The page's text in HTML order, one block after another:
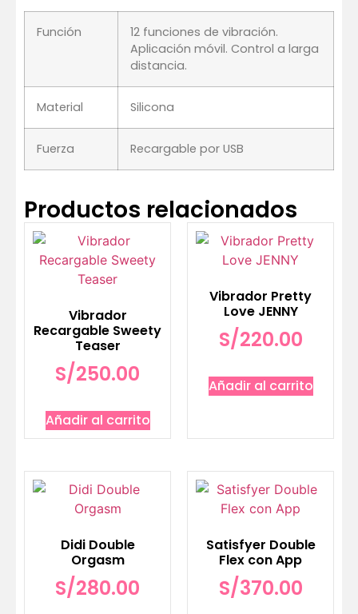
Función
12 funciones de vibración.
Aplicación móvil. Control a larga
distancia.
Material Silicona
Fuerza Recargable por USB
Productos relacionados
Vibrador
Recargable Sweety
Teaser
S/250.00
Añadir al carrito
Vibrador Pretty
Love JENNY
S/220.00
Añadir al carrito
Didi Double
Orgasm
S/280.00
Satisfyer Double
Flex con App
S/370.00